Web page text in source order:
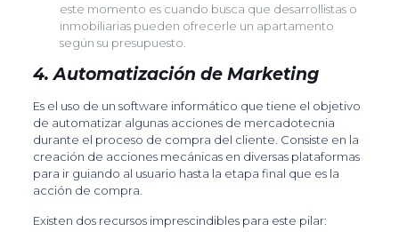
este momento es cuando busca que desarrollistas o
inmobiliarias pueden ofrecerle un apartamento
según su presupuesto.
4. Automatización de Marketing
Es el uso de un software informático que tiene el objetivo
de automatizar algunas acciones de mercadotecnia
durante el proceso de compra del cliente. Consiste en la
creación de acciones mecánicas en diversas plataformas
para ir guiando al usuario hasta la etapa final que es la
acción de compra.
Existen dos recursos imprescindibles para este pilar: